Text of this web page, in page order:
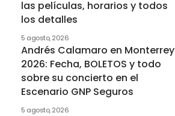
las películas, horarios y todos
los detalles
5 agosto, 2026
Andrés Calamaro en Monterrey
2026: Fecha, BOLETOS y todo
sobre su concierto en el
Escenario GNP Seguros
5 agosto, 2026